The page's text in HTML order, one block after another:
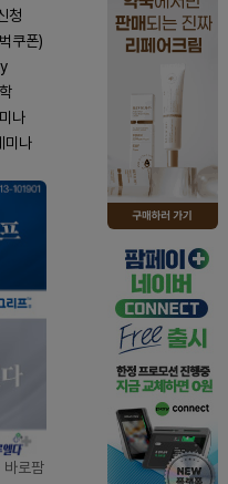
청
쿠폰)
나
미나
바로팜